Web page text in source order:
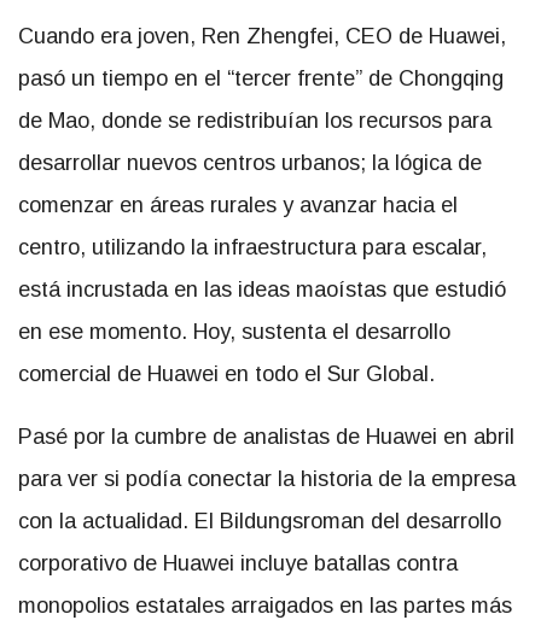
Cuando era joven, Ren Zhengfei, CEO de Huawei,
pasó un tiempo en el “tercer frente” de Chongqing
de Mao, donde se redistribuían los recursos para
desarrollar nuevos centros urbanos; la lógica de
comenzar en áreas rurales y avanzar hacia el
centro, utilizando la infraestructura para escalar,
está incrustada en las ideas maoístas que estudió
en ese momento. Hoy, sustenta el desarrollo
comercial de Huawei en todo el Sur Global.
Pasé por la cumbre de analistas de Huawei en abril
para ver si podía conectar la historia de la empresa
con la actualidad. El Bildungsroman del desarrollo
corporativo de Huawei incluye batallas contra
monopolios estatales arraigados en las partes más